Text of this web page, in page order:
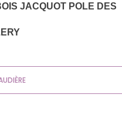
JACQUOT POLE DES